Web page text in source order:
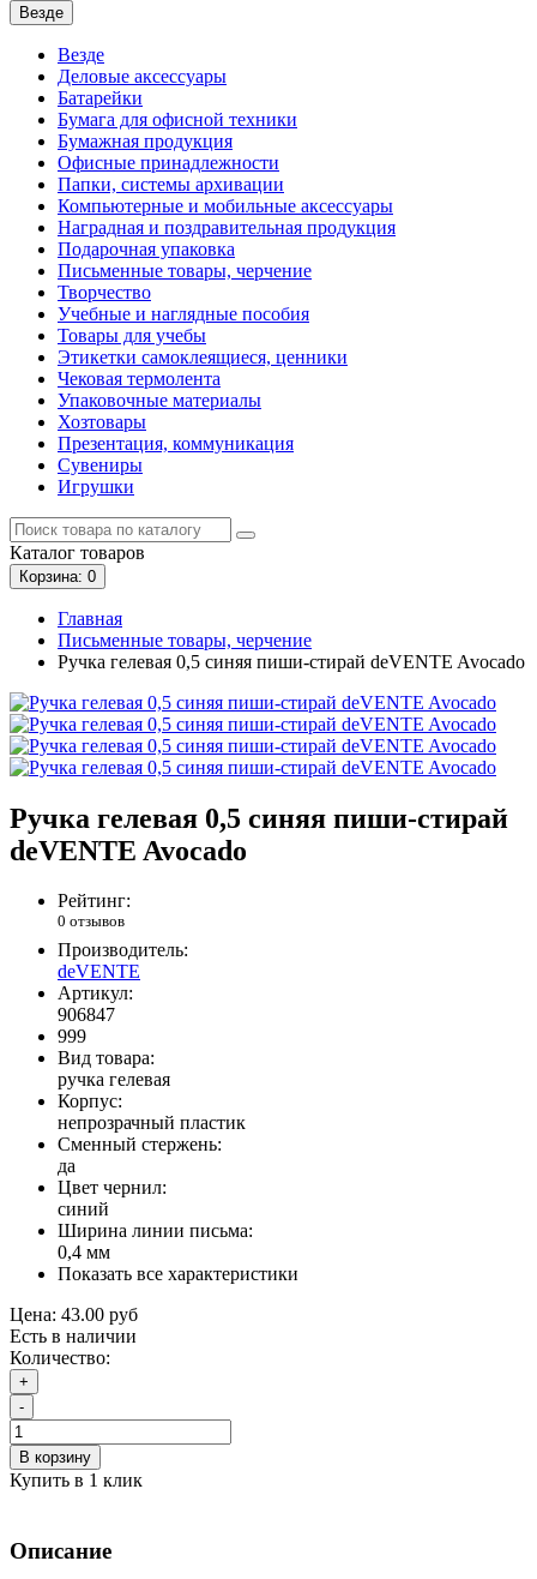
Везде
Везде
Деловые аксессуары
Батарейки
Бумага для офисной техники
Бумажная продукция
Офисные принадлежности
Папки, системы архивации
Компьютерные и мобильные аксессуары
Наградная и поздравительная продукция
Подарочная упаковка
Письменные товары, черчение
Творчество
Учебные и наглядные пособия
Товары для учебы
Этикетки самоклеящиеся, ценники
Чековая термолента
Упаковочные материалы
Хозтовары
Презентация, коммуникация
Сувениры
Игрушки
Каталог товаров
Корзина: 0
Главная
Письменные товары, черчение
Ручка гелевая 0,5 синяя пиши-стирай deVENTE Avocado
Ручка гелевая 0,5 синяя пиши-стирай
deVENTE Avocado
Рейтинг:
0 отзывов
Производитель:
deVENTE
Артикул:
906847
999
Вид товара:
ручка гелевая
Корпус:
непрозрачный пластик
Сменный стержень:
да
Цвет чернил:
синий
Ширина линии письма:
0,4 мм
Показать все характеристики
Цена: 43.00 руб
Есть в наличии
Количество:
+
-
В корзину
Купить в 1 клик
Описание